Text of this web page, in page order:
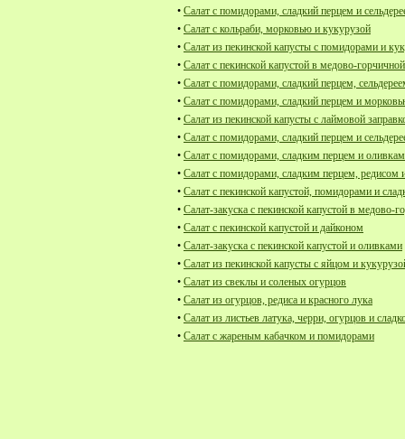
• Салат с помидорами, сладкий перцем и
• Салат с кольраби, морковью и кукурузой
• Салат из пекинской капусты с помидорами и
• Салат с пекинской капустой в медово-
• Салат с помидорами, сладкий перцем,
• Салат с помидорами, сладкий перцем и
• Салат из пекинской капусты с лаймовой
• Салат с помидорами, сладкий перцем и
• Салат с помидорами, сладким перцем и
• Салат с помидорами, сладким перцем, редисом
• Салат с пекинской капустой, помидорами и
• Салат-закуска с пекинской капустой в медово-
• Салат с пекинской капустой и дайконом
• Салат-закуска с пекинской капустой и оливками
• Салат из пекинской капусты с яйцом и
• Салат из свеклы и соленых огурцов
• Салат из огурцов, редиса и красного лука
• Салат из листьев латука, черри, огурцов и
• Салат с жареным кабачком и помидорами